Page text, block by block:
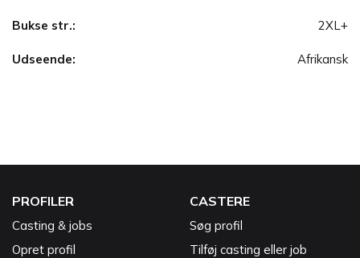
Bukse str.: 2XL+
Udseende: Afrikansk
PROFILER
Casting & jobs
Opret profil
CASTERE
Søg profil
Tilføj casting eller job